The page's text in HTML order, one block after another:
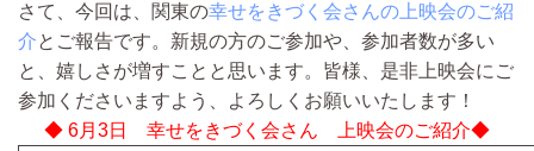
さて、今回は、関東の幸せをきづく会さんの上映会のご紹
介とご報告です。新規の方のご参加や、参加者数が多い
と、嬉しさが増すことと思います。皆様、是非上映会にご
参加くださいますよう、よろしくお願いいたします！
◆ 6月3日 幸せをきづく会さん 上映会のご紹介◆